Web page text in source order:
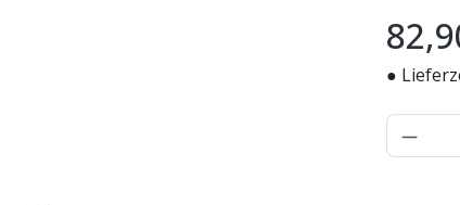
●